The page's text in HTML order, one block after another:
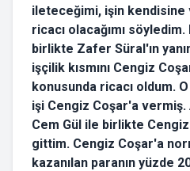
ileteceğimi, işin
ricacı olacağımı
birlikte Zafer Süral'ın
işçilik kısmını Cengiz
konusunda ricacı oldum.
işi Cengiz Coşar'a vermiş.
Cem Gül ile birlikte
gittim. Cengiz Coşar'a
kazanılan paranın yüzde